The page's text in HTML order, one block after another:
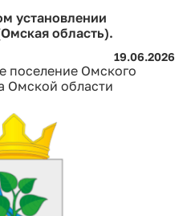
поселение Омского
Омской области
установлении
область).
19.06.2026